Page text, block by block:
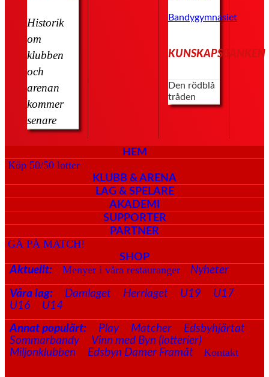
Historik
om
klubben
och
arenan
kommer
senare
Bandygymnasiet
KUNSKAPSBANKEN
Den rödblå
tråden
HEM
Köp 50/50 lotter
KLUBB & ARENA
LAG & SPELARE
AKADEMI
SUPPORTER
PARTNER
GÅ PÅ MATCH!
SHOP
Aktuellt: Menyer i våra restauranger Nyheter
Våra lag: Damlaget Herrlaget U19
U17
U16
U14
Annat populärt:
Play Matcher
Edsbyhjärtat
Sommarbandy
Vinn med Byn (lotterier)
Miljonklubben
Edsbyn Damer Framåt Kontakt